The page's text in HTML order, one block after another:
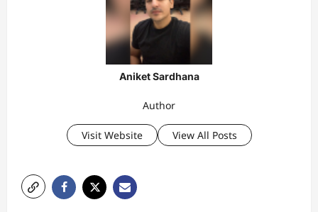
Aniket Sardhana
Author
Visit Website View All Posts